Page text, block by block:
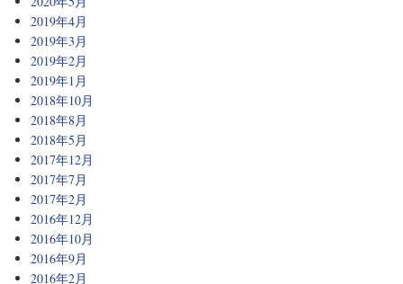
2019年4月
2019年3月
2019年2月
2019年1月
2018年10月
2018年8月
2018年5月
2017年12月
2017年7月
2017年2月
2016年12月
2016年10月
2016年9月
2016年2月